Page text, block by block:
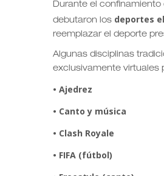
Durante el confinamiento
debutaron los deportes
reemplazar el deporte
Algunas disciplinas
exclusivamente virtuales
• Ajedrez
• Canto y música
• Clash Royale
• FIFA (fútbol)